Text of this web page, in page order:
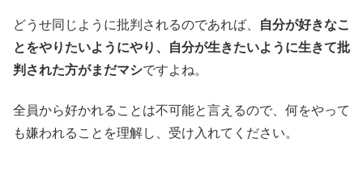
どうせ同じように批判されるのであれば、
自分が好きなこ
とをやりたいようにやり、自分が生きたいように生きて批
判された方がまだマシですよね。
全員から好かれることは不可能と言えるので、何をやって
も嫌われることを理解し、受け入れてください。